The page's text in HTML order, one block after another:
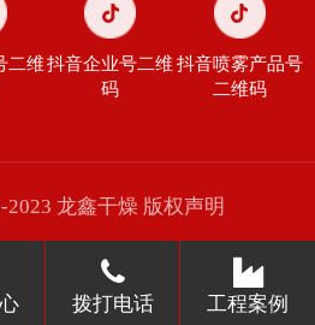
二维抖音企业号二维
码
抖音喷雾产品号
二维码
2023 龙鑫干燥 版权声明
拨打电话 工程案例